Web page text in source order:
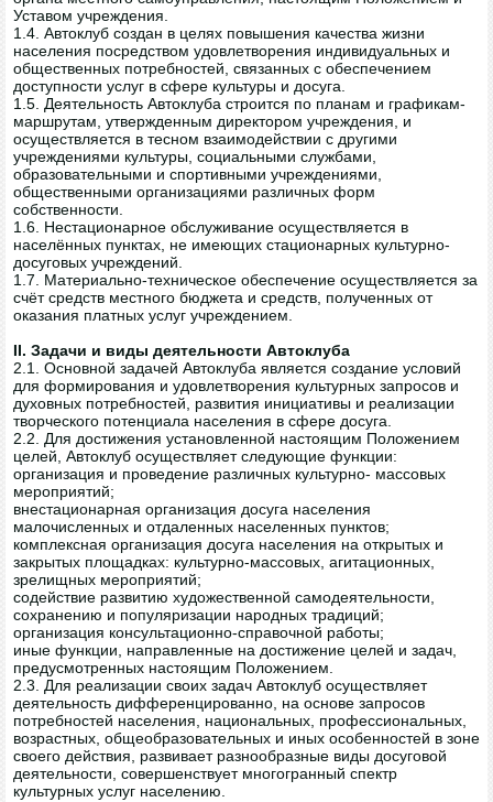
Уставом учреждения.
1.4. Автоклуб создан в целях повышения качества жизни
населения посредством удовлетворения индивидуальных и
общественных потребностей, связанных с обеспечением
доступности услуг в сфере культуры и досуга.
1.5. Деятельность Автоклуба строится по планам и графикам-
маршрутам, утвержденным директором учреждения, и
осуществляется в тесном взаимодействии с другими
учреждениями культуры, социальными службами,
образовательными и спортивными учреждениями,
общественными организациями различных форм
собственности.
1.6. Нестационарное обслуживание осуществляется в
населённых пунктах, не имеющих стационарных культурно-
досуговых учреждений.
1.7. Материально-техническое обеспечение осуществляется за
счёт средств местного бюджета и средств, полученных от
оказания платных услуг учреждением.
II. Задачи и виды деятельности Автоклуба
2.1. Основной задачей Автоклуба является создание условий
для формирования и удовлетворения культурных запросов и
духовных потребностей, развития инициативы и реализации
творческого потенциала населения в сфере досуга.
2.2. Для достижения установленной настоящим Положением
целей, Автоклуб осуществляет следующие функции:
организация и проведение различных культурно- массовых
мероприятий;
внестационарная организация досуга населения
малочисленных и отдаленных населенных пунктов;
комплексная организация досуга населения на открытых и
закрытых площадках: культурно-массовых, агитационных,
зрелищных мероприятий;
содействие развитию художественной самодеятельности,
сохранению и популяризации народных традиций;
организация консультационно-справочной работы;
иные функции, направленные на достижение целей и задач,
предусмотренных настоящим Положением.
2.3. Для реализации своих задач Автоклуб осуществляет
деятельность дифференцированно, на основе запросов
потребностей населения, национальных, профессиональных,
возрастных, общеобразовательных и иных особенностей в зоне
своего действия, развивает разнообразные виды досуговой
деятельности, совершенствует многогранный спектр
культурных услуг населению.